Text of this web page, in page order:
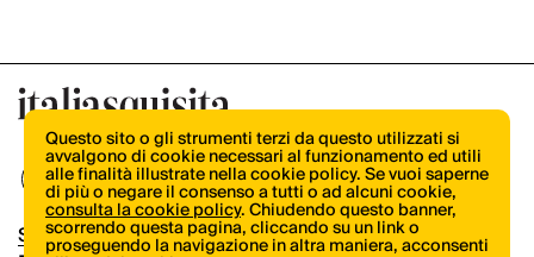
Shop
Questo sito o gli strumenti terzi da questo utilizzati si
avvalgono di cookie necessari al funzionamento ed utili
alle finalità illustrate nella cookie policy. Se vuoi saperne
di più o negare il consenso a tutti o ad alcuni cookie,
consulta la cookie policy. Chiudendo questo banner,
scorrendo questa pagina, cliccando su un link o
proseguendo la navigazione in altra maniera, acconsenti